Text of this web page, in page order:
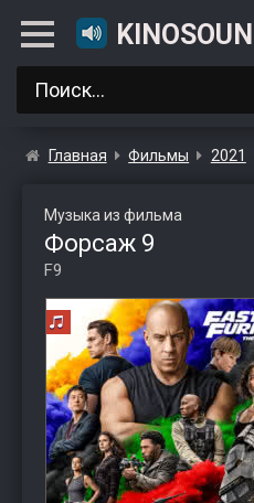
Главная Фильмы 2021
Музыка из фильма
Форсаж 9
F9